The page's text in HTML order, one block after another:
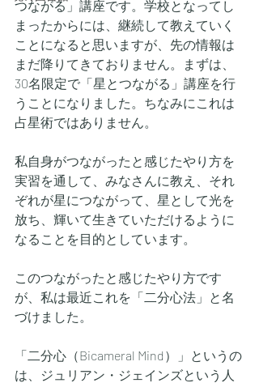
つながる」講座です。学校となってし
まったからには、継続して教えていく
ことになると思いますが、先の情報は
まだ降りてきておりません。まずは、
30名限定で「星とつながる」講座を行
うことになりました。ちなみにこれは
占星術ではありません。
私自身がつながったと感じたやり方を
実習を通して、みなさんに教え、それ
ぞれが星につながって、星として光を
放ち、輝いて生きていただけるように
なることを目的としています。
このつながったと感じたやり方です
が、私は最近これを「二分心法」と名
づけました。
「二分心（Bicameral Mind）」というの
は、ジュリアン・ジェインズという人